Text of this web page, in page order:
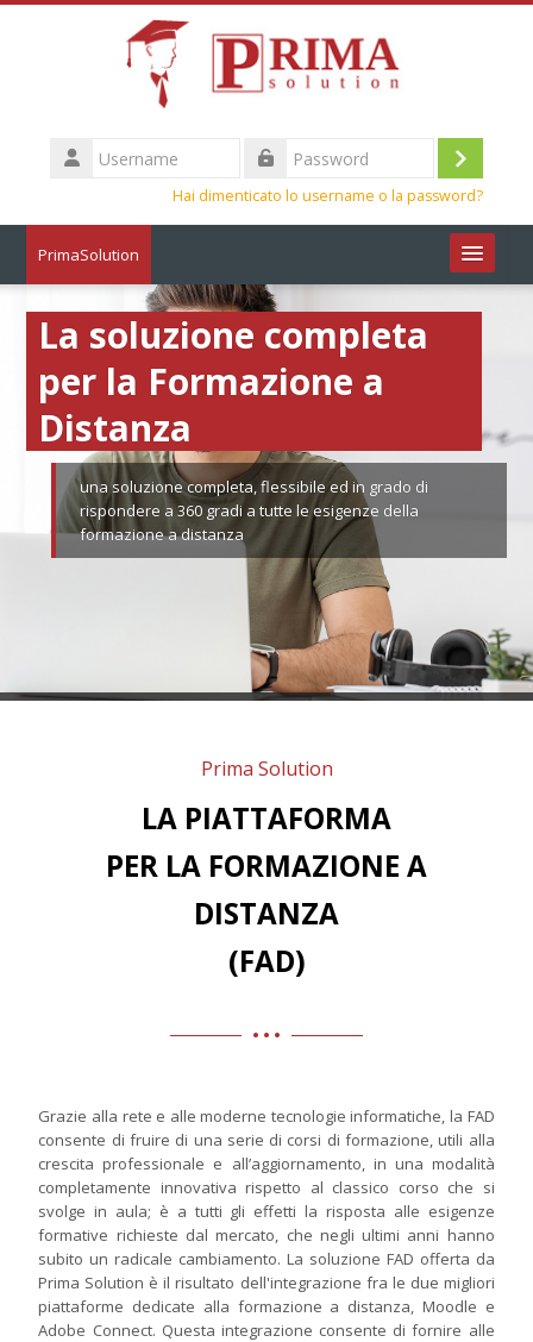
Username
Login
Hai dimenticato lo username o la password?
PrimaSolution
Italiano ‎(it)‎
Cerca
corsi
La soluzione completa
per la Formazione a
Distanza
una soluzione completa, flessibile ed in grado di
rispondere a 360 gradi a tutte le esigenze della
formazione a distanza
Prima Solution
LA PIATTAFORMA
PER LA FORMAZIONE A
DISTANZA
(FAD)
Grazie alla rete e alle moderne tecnologie informatiche, la FAD
consente di fruire di una serie di corsi di formazione, utili alla
crescita professionale e all’aggiornamento, in una modalità
completamente innovativa rispetto al classico corso che si
svolge in aula; è a tutti gli effetti la risposta alle esigenze
formative richieste dal mercato, che negli ultimi anni hanno
subito un radicale cambiamento. La soluzione FAD offerta da
Prima Solution è il risultato dell'integrazione fra le due migliori
piattaforme dedicate alla formazione a distanza, Moodle e
Adobe Connect. Questa integrazione consente di fornire alle